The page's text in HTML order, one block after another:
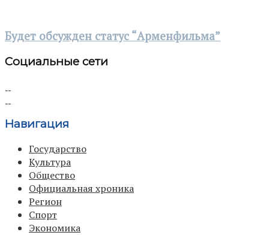
Будет обсужден статус “Арменфильма”
Социальные сети
Навигация
Государство
Культура
Общество
Официальная хроника
Регион
Спорт
Экономика